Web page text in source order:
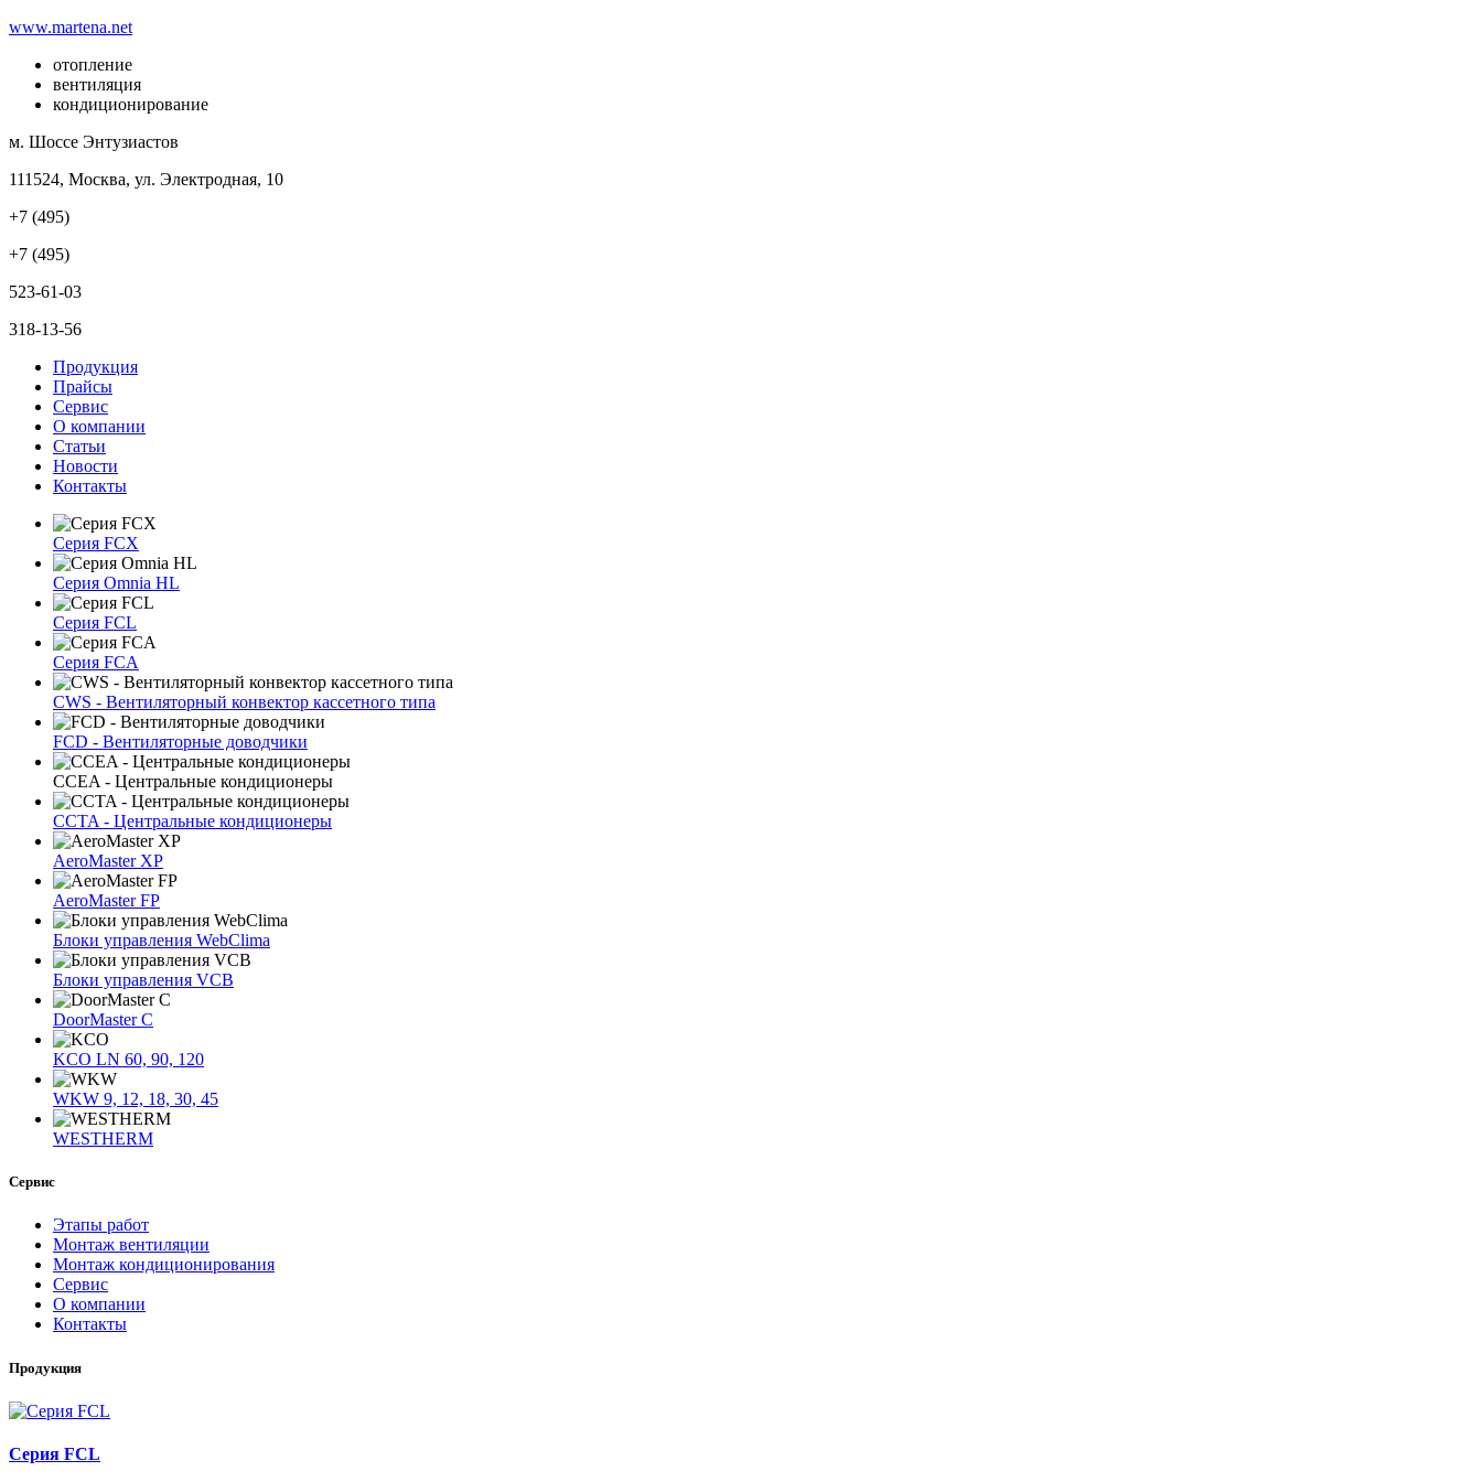
www.martena.net
отопление
вентиляция
кондиционирование
м. Шоссе Энтузиастов
111524, Москва, ул. Электродная, 10
+7 (495)
+7 (495)
523-61-03
318-13-56
Продукция
Прайсы
Сервис
О компании
Статьи
Новости
Контакты
Серия FCX
Серия Omnia HL
Серия FCL
Серия FCA
CWS - Вентиляторный конвектор кассетного типа
FCD - Вентиляторные доводчики
CCEA - Центральные кондиционеры
CCTA - Центральные кондиционеры
AeroMaster XP
AeroMaster FP
Блоки упрaвлeния WebClima
Блоки упрaвлeния VCB
DoorMaster C
KCO LN 60, 90, 120
WKW 9, 12, 18, 30, 45
WESTHERM
Сервис
Этапы работ
Монтаж вентиляции
Монтаж кондиционирования
Сервис
О компании
Контакты
Продукция
Серия FCL